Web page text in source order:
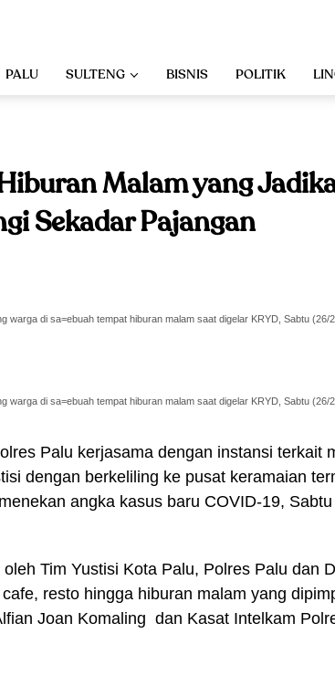
PALU SULTENG BISNIS POLITIK
Malam yang
Sekadar Pajangan
warga di sa=ebuah tempat hiburan malam saat digelar KRYD, Sabtu (26/
warga di sa=ebuah tempat hiburan malam saat digelar KRYD, Sabtu (26/
Palu kerjasama dengan instansi terkait
dengan berkeliling ke pusat keramaian
angka kasus baru COVID-19,
Tim Yustisi Kota Palu, Polres Palu dan
resto hingga hiburan malam yang
Joan Komaling dan Kasat Intelkam